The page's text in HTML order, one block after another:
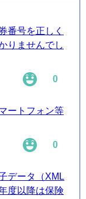
番号を正しく
りませんでし
0
ートフォン等
0
データ（XML
度以降は保険